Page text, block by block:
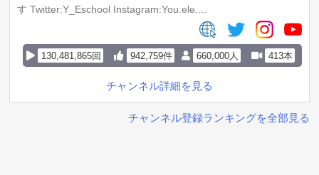
す Twitter:Y_Eschool Instagram:You.ele....
660,000人 413本
130,481,865回 942,759件
チャンネル詳細を見る
チャンネル登録ランキングを全部見る